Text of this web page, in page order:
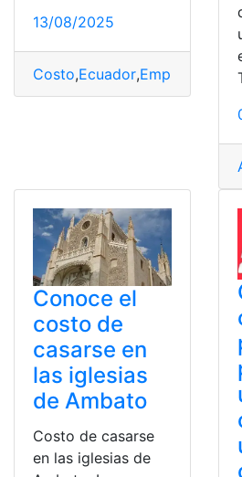
13/08/2025
Costo,Ecuador,
Conoce el
costo de
casarse en
las iglesias
de Ambato
Costo de casarse
en las iglesias de